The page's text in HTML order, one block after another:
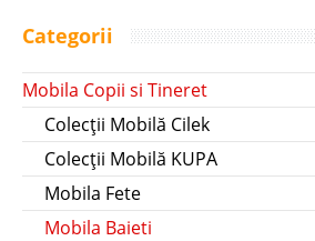
Categorii
Mobila Copii si Tineret
Colecții Mobilă Cilek
Colecții Mobilă KUPA
Mobila Fete
Mobila Baieti